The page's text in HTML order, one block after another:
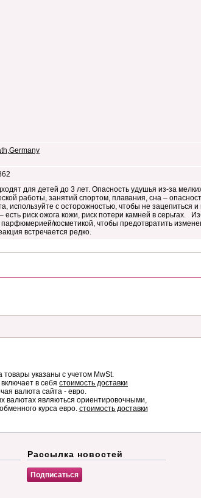
для детей до 3 лет. Опасность удушья из-за
работы, занятий спортом, плавания, сна –
используйте с осторожностью, чтобы не зацепиться и
риск ожога кожи, риск потери камней в серьгах.
косметикой, чтобы предотвратить
встречается редко.
указаны с учетом MwSt.
в себя стоимость доставки
валюта сайта - евро.
валютах являються ориентировочными,
курса евро. стоимость доставки
Рассылка новостей